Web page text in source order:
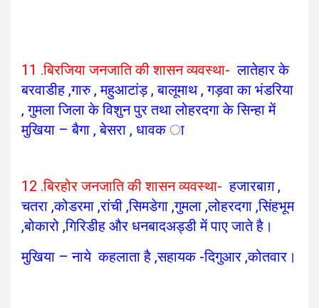
11 .बिरजिया जनजाति की शासन व्यवस्था- लातेहार के
बरवाडीह ,गारु , महुआटांड़ , बालूमाथ , गड़वा का भंडरिया
, गुमला जिला के विशुन पुर तथा लोहरदगा के सिन्हा में
मुखिया – बैगा , बेसरा , धावक ा
12 .बिरहोर जनजाति की शासन व्यवस्था- हजारबाग़ ,
चतरा ,कोडरमा ,रांची ,सिमडेगा ,गुमला ,लोहरदगा ,सिंहभूम
,बोकारो ,गिरिडीह और धनबादअड्डी में पाए जाते है।
मुखिया – नाये कहलाता है ,सहायक -दिगुआर ,कोतवार।